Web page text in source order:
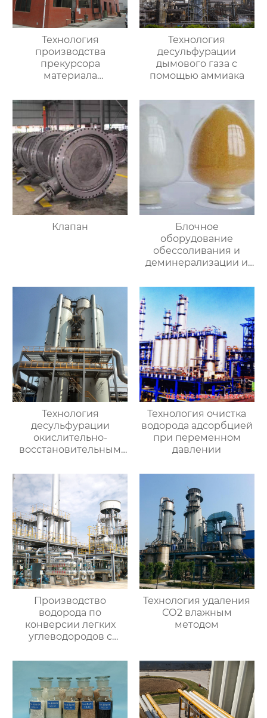
Технология
производства
прекурсора
материала
Технология
десульфурации
дымового газа с
помощью аммиака
Клапан
Блочное
оборудование
обессоливания и
деминерализации и
Технология
десульфурации
окислительно-
восстановительным
Технология очистка
водорода адсорбцией
при переменном
давлении
Производство
водорода по
конверсии легких
углеводородов с
Технология удаления
СО2 влажным
методом